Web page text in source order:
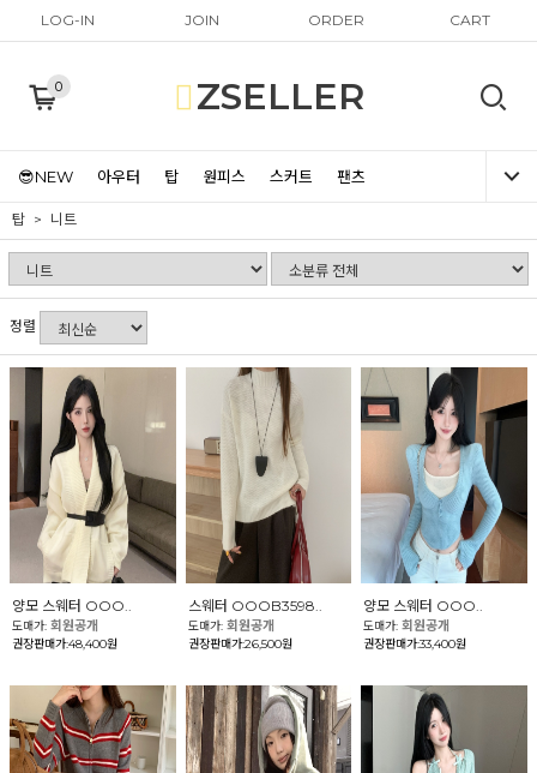
LOG-IN JOIN ORDER CART
0 ZSELLER
😎NEW 아우터 탑 원피스 스커트 팬츠
탑 니트
정렬
양모 스웨터 OOO..
도매가: 회원공개
권장판매가:48,400원
스웨터 OOOB3598..
도매가: 회원공개
권장판매가:26,500원
양모 스웨터 OOO..
도매가:회원공개
권장판매가:33,400원